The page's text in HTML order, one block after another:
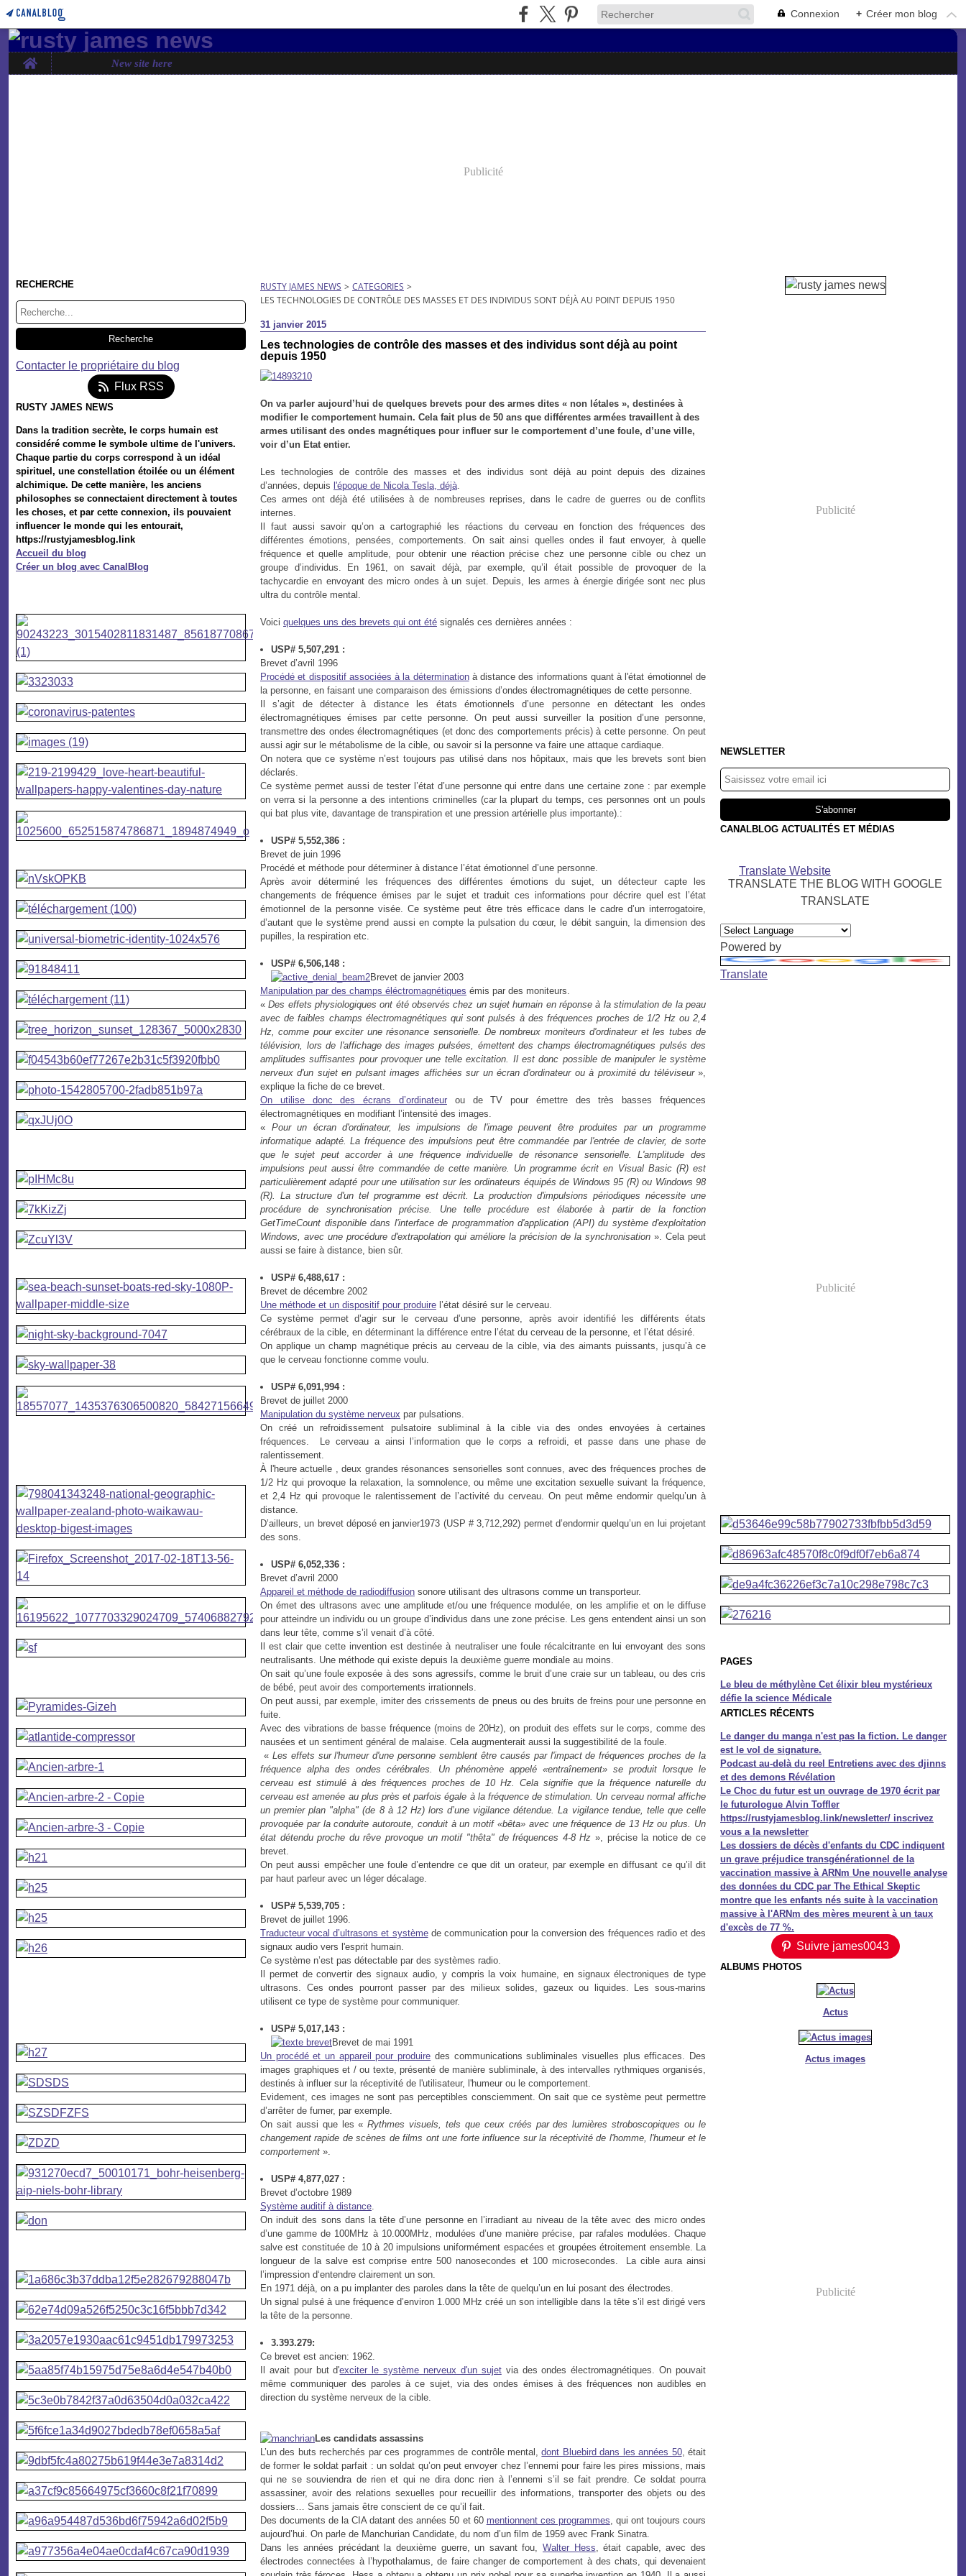
Connexion + Créer mon blog
Home New site here
Publicité
RECHERCHE
Contacter le propriétaire du blog
Flux RSS
RUSTY JAMES NEWS
Dans la tradition secrète, le corps humain est
considéré comme le symbole ultime de l'univers.
Chaque partie du corps correspond à un idéal
spirituel, une constellation étoilée ou un élément
alchimique. De cette manière, les anciens
philosophes se connectaient directement à toutes
les choses, et par cette connexion, ils pouvaient
influencer le monde qui les entourait,
https://rustyjamesblog.link
Accueil du blog
Créer un blog avec CanalBlog
RUSTY JAMES NEWS > CATEGORIES >
LES TECHNOLOGIES DE CONTRÔLE DES MASSES ET DES INDIVIDUS SONT DÉJÀ AU POINT DEPUIS 1950
31 janvier 2015
Les technologies de contrôle des masses et des individus sont déjà au point
depuis 1950
On va parler aujourd’hui de quelques brevets pour des armes dites « non létales », destinées à
modifier le comportement humain. Cela fait plus de 50 ans que différentes armées travaillent à des
armes utilisant des ondes magnétiques pour influer sur le comportement d’une foule, d’une ville,
voir d’un Etat entier.
Les technologies de contrôle des masses et des individus sont déjà au point depuis des dizaines
d’années, depuis l'époque de Nicola Tesla, déjà.
Ces armes ont déjà été utilisées à de nombreuses reprises, dans le cadre de guerres ou de conflits
internes.
Il faut aussi savoir qu’on a cartographié les réactions du cerveau en fonction des fréquences des
différentes émotions, pensées, comportements. On sait ainsi quelles ondes il faut envoyer, à quelle
fréquence et quelle amplitude, pour obtenir une réaction précise chez une personne cible ou chez un
groupe d’individus. En 1961, on savait déjà, par exemple, qu’il était possible de provoquer de la
tachycardie en envoyant des micro ondes à un sujet. Depuis, les armes à énergie dirigée sont nec plus
ultra du contrôle mental.
Voici quelques uns des brevets qui ont été signalés ces dernières années :
USP# 5,507,291 :
Brevet d’avril 1996
Procédé et dispositif associées à la déterminationà distance des informations quant à l'état émotionnel de
la personne, en faisant une comparaison des émissions d’ondes électromagnétiques de cette personne.
Il s’agit de détecter à distance les états émotionnels d’une personne en détectant les ondes
électromagnétiques émises par cette personne. On peut aussi surveiller la position d’une personne,
transmettre des ondes électromagnétiques (et donc des comportements précis) à cette personne. On peut
aussi agir sur le métabolisme de la cible, ou savoir si la personne va faire une attaque cardiaque.
On notera que ce système n’est toujours pas utilisé dans nos hôpitaux, mais que les brevets sont bien
déclarés.
Ce système permet aussi de tester l’état d’une personne qui entre dans une certaine zone : par exemple
on verra si la personne a des intentions criminelles (car la plupart du temps, ces personnes ont un pouls
qui bat plus vite, davantage de transpiration et une pression artérielle plus importante).:
USP# 5,552,386 :
Brevet de juin 1996
Procédé et méthode pour déterminer à distance l’état émotionnel d’une personne.
Après avoir déterminé les fréquences des différentes émotions du sujet, un détecteur capte les
changements de fréquence émises par le sujet et traduit ces informations pour décrire quel est l’état
émotionnel de la personne visée. Ce système peut être très efficace dans le cadre d’un interrogatoire,
d’autant que le système prend aussi en compte la pulsation du cœur, le débit sanguin, la dimension des
pupilles, la respiration etc.
USP# 6,506,148 :
Brevet de janvier 2003
Manipulation par des champs éléctromagnétiques émis par des moniteurs.
«Des effets physiologiques ont été observés chez un sujet humain en réponse à la stimulation de la peau
avec de faibles champs électromagnétiques qui sont pulsés à des fréquences proches de 1/2 Hz ou 2,4
Hz, comme pour exciter une résonance sensorielle. De nombreux moniteurs d'ordinateur et les tubes de
télévision, lors de l'affichage des images pulsées, émettent des champs électromagnétiques pulsés des
amplitudes suffisantes pour provoquer une telle excitation. Il est donc possible de manipuler le système
nerveux d'un sujet en pulsant images affichées sur un écran d'ordinateur ou à proximité du téléviseur»,
explique la fiche de ce brevet.
On utilise donc des écrans d’ordinateurou de TV pour émettre des très basses fréquences
électromagnétiques en modifiant l’intensité des images.
« Pourun écran d'ordinateur, les impulsions de l'image peuvent être produites par un programme
informatique adapté. La fréquence des impulsions peut être commandée par l'entrée de clavier, de sorte
que le sujet peut accorder à une fréquence individuelle de résonance sensorielle. L'amplitude des
impulsions peut aussi être commandée de cette manière. Un programme écrit en Visual Basic (R) est
particulièrement adapté pour une utilisation sur les ordinateurs équipés de Windows 95 (R) ou Windows 98
(R). La structure d'un tel programme est décrit. La production d'impulsions périodiques nécessite une
procédure de synchronisation précise. Une telle procédure est élaborée à partir de la fonction
GetTimeCount disponible dans l'interface de programmation d'application (API) du système d'exploitation
Windows, avec une procédure d'extrapolation qui améliore la précision de la synchronisation ». Cela peut
aussi se faire à distance, bien sûr.
USP# 6,488,617 :
Brevet de décembre 2002
Une méthode et un dispositif pour produire l’état désiré sur le cerveau.
Ce système permet d’agir sur le cerveau d’une personne, après avoir identifié les différents états
cérébraux de la cible, en déterminant la différence entre l’état du cerveau de la personne, et l’état désiré.
On applique un champ magnétique précis au cerveau de la cible, via des aimants puissants, jusqu’à ce
que le cerveau fonctionne comme voulu.
USP# 6,091,994 :
Brevet de juillet 2000
Manipulation du système nerveux par pulsations.
On créé un refroidissement pulsatoire subliminal à la cible via des ondes envoyées à certaines
fréquences. Le cerveau a ainsi l’information que le corps a refroidi, et passe dans une phase de
ralentissement.
À l'heure actuelle , deux grandes résonances sensorielles sont connues, avec des fréquences proches de
1/2 Hz qui provoque la relaxation, la somnolence, ou même une excitation sexuelle suivant la fréquence,
et 2,4 Hz qui provoque le ralentissement de l’activité du cerveau. On peut même endormir quelqu’un à
distance.
D’ailleurs, un brevet déposé en janvier1973 (USP # 3,712,292) permet d’endormir quelqu’un en lui projetant
des sons.
USP# 6,052,336 :
Brevet d’avril 2000
Appareil et méthode de radiodiffusion sonore utilisant des ultrasons comme un transporteur.
On émet des ultrasons avec une amplitude et/ou une fréquence modulée, on les amplifie et on le diffuse
pour atteindre un individu ou un groupe d’individus dans une zone précise. Les gens entendent ainsi un son
dans leur tête, comme s’il venait d’à côté.
Il est clair que cette invention est destinée à neutraliser une foule récalcitrante en lui envoyant des sons
neutralisants. Une méthode qui existe depuis la deuxième guerre mondiale au moins.
On sait qu’une foule exposée à des sons agressifs, comme le bruit d’une craie sur un tableau, ou des cris
de bébé, peut avoir des comportements irrationnels.
On peut aussi, par exemple, imiter des crissements de pneus ou des bruits de freins pour une personne en
fuite.
Avec des vibrations de basse fréquence (moins de 20Hz), on produit des effets sur le corps, comme des
nausées et un sentiment général de malaise. Cela augmenterait aussi la suggestibilité de la foule.
« Les effets surl'humeur d'une personne semblent être causés par l'impact de fréquences proches de la
fréquence alpha des ondes cérébrales. Un phénomène appelé «entraînement» se produit lorsque le
cerveau est stimulé à des fréquences proches de 10 Hz. Cela signifie que la fréquence naturelle du
cerveau est amenée au plus près et parfois égale à la fréquence de stimulation. Un cerveau normal affiche
un premier plan "alpha" (de 8 à 12 Hz) lors d’une vigilance détendue. La vigilance tendue, telle que celle
provoquée par la conduite autoroute, conduit à un motif «bêta» avec une fréquence de 13 Hz ou plus. Un
état détendu proche du rêve provoque un motif "thêta" de fréquences 4-8 Hz », précise la notice de ce
brevet.
On peut aussi empêcher une foule d’entendre ce que dit un orateur, par exemple en diffusant ce qu’il dit
par haut parleur avec un léger décalage.
USP# 5,539,705 :
Brevet de juillet 1996.
Traducteur vocal d’ultrasons et systèmede communication pour la conversion des fréquences radio et des
signaux audio vers l'esprit humain.
Ce système n’est pas détectable par des systèmes radio.
Il permet de convertir des signaux audio, y compris la voix humaine, en signaux électroniques de type
ultrasons. Ces ondes pourront passer par des milieux solides, gazeux ou liquides. Les sous-marins
utilisent ce type de système pour communiquer.
USP# 5,017,143 :
Brevet de mai 1991
Un procédé et un appareil pour produire des communications subliminales visuelles plus efficaces. Des
images graphiques et / ou texte, présenté de manière subliminale, à des intervalles rythmiques organisés,
destinés à influer sur la réceptivité de l'utilisateur, l'humeur ou le comportement.
Evidement, ces images ne sont pas perceptibles consciemment. On sait que ce système peut permettre
d’arrêter de fumer, par exemple.
On sait aussi que les «Rythmes visuels, tels que ceux créés par des lumières stroboscopiques ou le
changement rapide de scènes de films ont une forte influence sur la réceptivité de l'homme, l'humeur et le
comportement ».
USP# 4,877,027 :
Brevet d’octobre 1989
Système auditif à distance.
On induit des sons dans la tête d’une personne en l’irradiant au niveau de la tête avec des micro ondes
d’une gamme de 100MHz à 10.000MHz, modulées d’une manière précise, par rafales modulées. Chaque
salve est constituée de 10 à 20 impulsions uniformément espacées et groupées étroitement ensemble. La
longueur de la salve est comprise entre 500 nanosecondes et 100 microsecondes. La cible aura ainsi
l’impression d‘entendre clairement un son.
En 1971 déjà, on a pu implanter des paroles dans la tête de quelqu’un en lui posant des électrodes.
Un signal pulsé à une fréquence d’environ 1.000 MHz créé un son intelligible dans la tête s’il est dirigé vers
la tête de la personne.
3.393.279:
Ce brevet est ancien: 1962.
Il avait pour but d'exciter le système nerveux d'un sujetvia des ondes électromagnétiques. On pouvait
même communiquer des paroles à ce sujet, via des ondes émises à des fréquences non audibles en
direction du système nerveux de la cible.
Les candidats assassins
L’un des buts recherchés par ces programmes de contrôle mental,dont Bluebird dans les années 50, était
de former le soldat parfait : un soldat qu’on peut envoyer chez l’ennemi pour faire les pires missions, mais
qui ne se souviendra de rien et qui ne dira donc rien à l’ennemi s’il se fait prendre. Ce soldat pourra
assassiner, avoir des relations sexuelles pour recueillir des informations, transporter des objets ou des
dossiers… Sans jamais être conscient de ce qu’il fait.
Des documents de la CIA datant des années 50 et 60 mentionnent ces programmes, qui ont toujours cours
aujourd’hui. On parle de Manchurian Candidate, du nom d’un film de 1959 avec Frank Sinatra.
Dans les années précédant la deuxième guerre, un savant fou, Walter Hess, était capable, avec des
électrodes connectées à l’hypothalamus, de faire changer de comportement à des chats, qui devenaient
Publicité
NEWSLETTER
CANALBLOG ACTUALITÉS ET MÉDIAS
Translate Website
TRANSLATE THE BLOG WITH GOOGLE
TRANSLATE
Powered by
Translate
Publicité
PAGES
Le bleu de méthylène Cet élixir bleu mystérieux
défie la science Médicale
ARTICLES RÉCENTS
Le danger du manga n'est pas la fiction. Le danger
est le vol de signature.
Podcast au-delà du reel Entretiens avec des djinns
et des demons Révélation
Le Choc du futur est un ouvrage de 1970 écrit par
le futurologue Alvin Toffler
https://rustyjamesblog.link/newsletter/ inscrivez
vous a la newsletter
Les dossiers de décès d'enfants du CDC indiquent
un grave préjudice transgénérationnel de la
vaccination massive à ARNm Une nouvelle analyse
des données du CDC par The Ethical Skeptic
montre que les enfants nés suite à la vaccination
massive à l'ARNm des mères meurent à un taux
d'excès de 77 %.
Suivre james0043
ALBUMS PHOTOS
Actus
Actus images
Publicité